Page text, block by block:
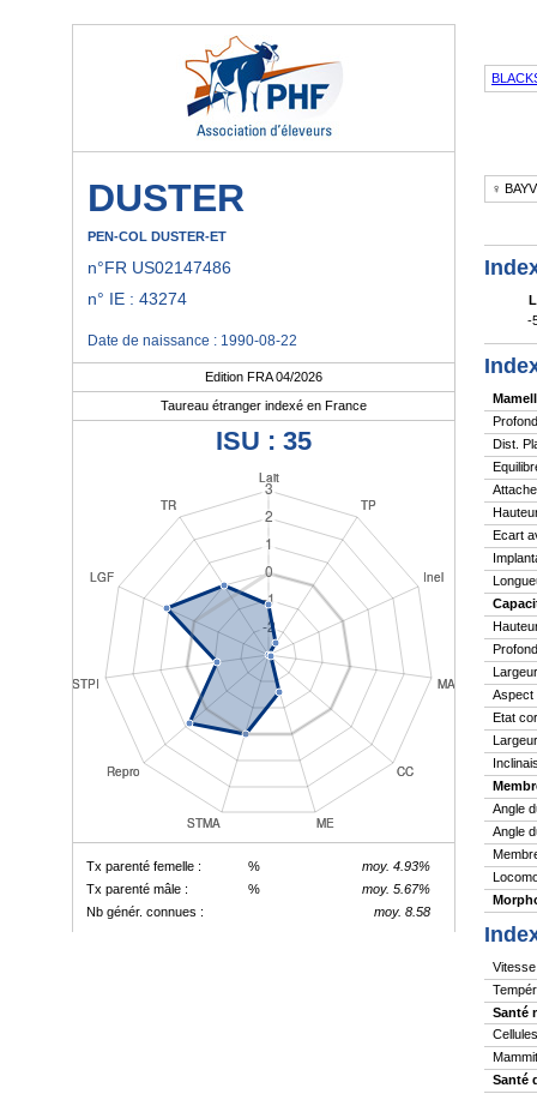
DUSTER
PEN-COL DUSTER-ET
n°FR US02147486
n° IE : 43274
Date de naissance : 1990-08-22
Edition FRA 04/2026
Taureau étranger indexé en France
ISU : 35
Tx parenté femelle : %
moy. 4.93%
Tx parenté mâle :
%
moy. 5.67%
Nb génér. connues :
moy. 8.58
♀
-
Dist.
Ecart
Aspect
Etat
Angle
Angle
Santé
Cellules
Santé